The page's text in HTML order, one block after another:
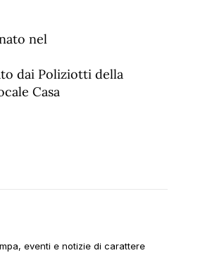
nel
dai Poliziotti della
Casa
eventi e notizie di carattere